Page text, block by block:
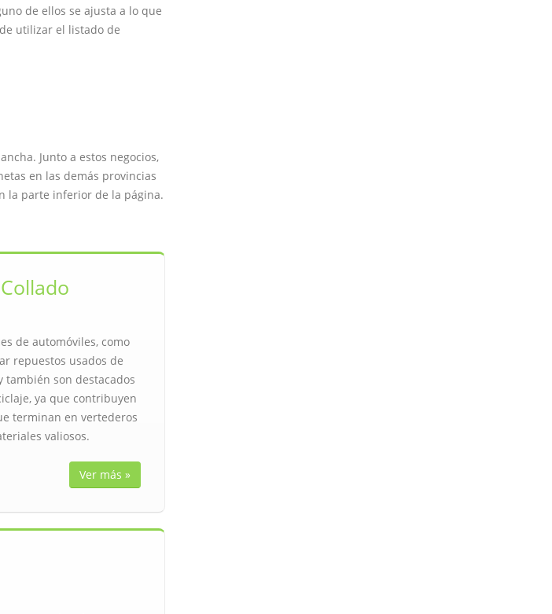
de ellos se ajusta a lo que
utilizar el listado de
Junto a estos negocios,
en las demás provincias
la parte inferior de la página.
de automóviles, como
repuestos usados de
también son destacados
ya que contribuyen
terminan en vertederos
valiosos.
Ver más »